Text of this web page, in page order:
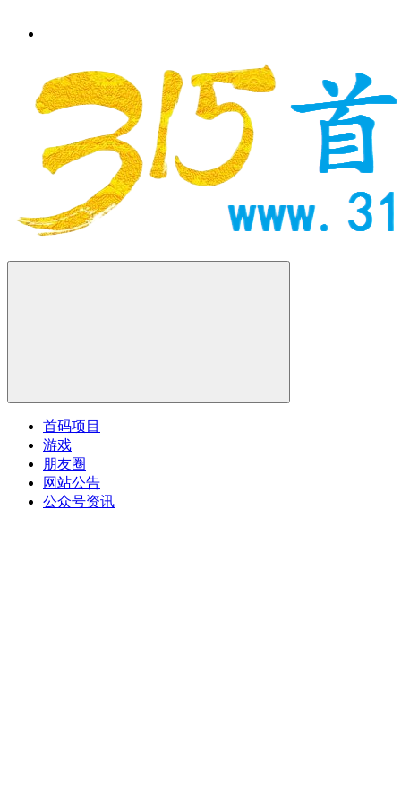
首码项目
游戏
朋友圈
网站公告
公众号资讯